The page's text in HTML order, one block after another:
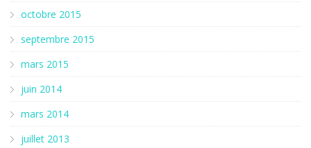
octobre 2015
septembre 2015
mars 2015
juin 2014
mars 2014
juillet 2013